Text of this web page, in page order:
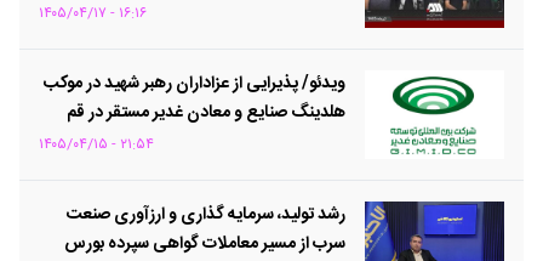
۱۶:۱۶ - ۱۴۰۵/۰۴/۱۷
ویدئو/ پذیرایی از عزاداران رهبر شهید در موکب
هلدینگ صنایع و معادن غدیر مستقر در قم
۲۱:۵۴ - ۱۴۰۵/۰۴/۱۵
رشد تولید، سرمایه گذاری و ارزآوری صنعت
سرب از مسیر معاملات گواهی سپرده بورس